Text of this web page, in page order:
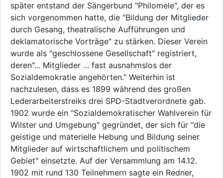
später entstand der Sängerbund "Philomele", der es
sich vorgenommen hatte, die "Bildung der Mitglieder
durch Gesang, theatralische Aufführungen und
deklamatorische Vorträge" zu stärken. Dieser Verein
wurde als "geschlossene Gesellschaft" registriert,
deren"... Mitglieder ... fast ausnahmslos der
Sozialdemokratie angehörten." Weiterhin ist
nachzulesen, dass es 1899 während des großen
Lederarbeiterstreiks drei SPD-Stadtverordnete gab.
1902 wurde ein "Sozialdemokratischer Wahlverein für
Wilster und Umgebung" gegründet, der sich für "die
geistige und materielle Hebung und Bildung seiner
Mitglieder auf wirtschaftlichem und politischem
Gebiet" einsetzte. Auf der Versammlung am 14.12.
1902 mit rund 130 Teilnehmern sagte ein Redner,